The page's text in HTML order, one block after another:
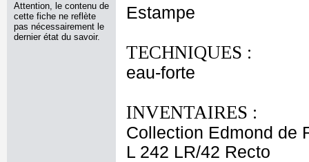
Attention, le contenu de
cette fiche ne reflète
pas nécessairement le
dernier état du savoir.
Estampe
TECHNIQUES :
eau-forte
INVENTAIRES :
Collection Edmond de
L 242 LR/42 Recto